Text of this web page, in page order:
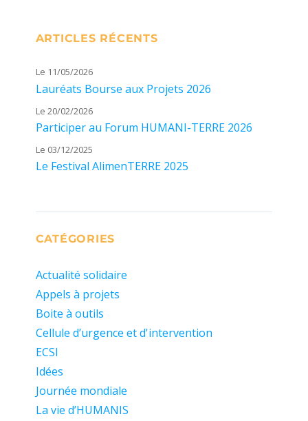
ARTICLES RÉCENTS
Le 11/05/2026
Lauréats Bourse aux Projets 2026
Le 20/02/2026
Participer au Forum HUMANI-TERRE 2026
Le 03/12/2025
Le Festival AlimenTERRE 2025
CATÉGORIES
Actualité solidaire
Appels à projets
Boite à outils
Cellule d’urgence et d'intervention
ECSI
Idées
Journée mondiale
La vie d’HUMANIS